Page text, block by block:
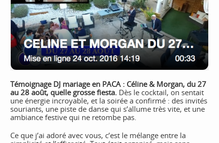
Témoignage DJ mariage en PACA : Céline & Morgan, du 27
au 28 août, quelle grosse fiesta. Dès le cocktail, on sentait
une énergie incroyable, et la soirée a confirmé : des invités
souriants, une piste de danse qui s’allume très vite, et une
ambiance festive qui ne retombe pas.
Ce que j’ai adoré avec vous, c’est le mélange entre la